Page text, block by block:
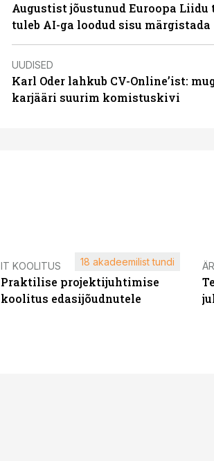
Augustist jõustunud Euroopa
tuleb AI-ga loodud sisu märgistada
UUDISED
Karl Oder lahkub CV-Online’ist:
karjääri suurim komistuskivi
IT KOOLITUS
Praktilise projektijuhtimise
koolitus edasijõudnutele
18 akadeemilist tundi